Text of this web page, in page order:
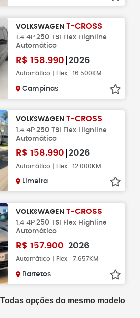
VOLKSWAGEN T-CROSS
1.4 4P 250 TSI Flex Highline
Automático
R$ 158.990 2026
Automático | Flex | 16.500KM
Campinas
VOLKSWAGEN T-CROSS
1.4 4P 250 TSI Flex Highline
Automático
R$ 158.990 2026
Automático | Flex | 12.000KM
Limeira
VOLKSWAGEN T-CROSS
1.4 4P 250 TSI Flex Highline
Automático
R$ 157.900 2026
Automático | Flex | 7.657KM
Barretos
Todas opções do mesmo modelo